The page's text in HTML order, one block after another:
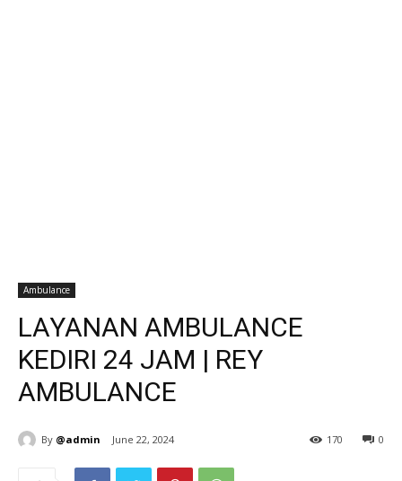
Ambulance
LAYANAN AMBULANCE
KEDIRI 24 JAM | REY
AMBULANCE
By @admin June 22, 2024 0
170